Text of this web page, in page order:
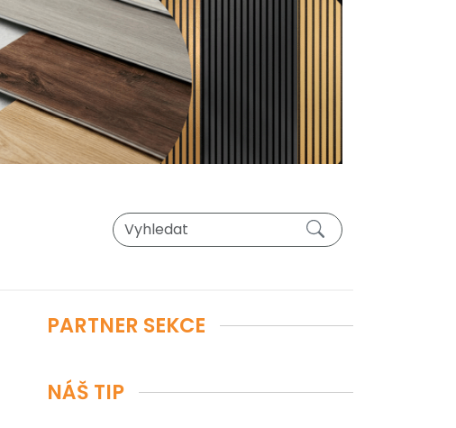
PARTNER SEKCE
NÁŠ TIP